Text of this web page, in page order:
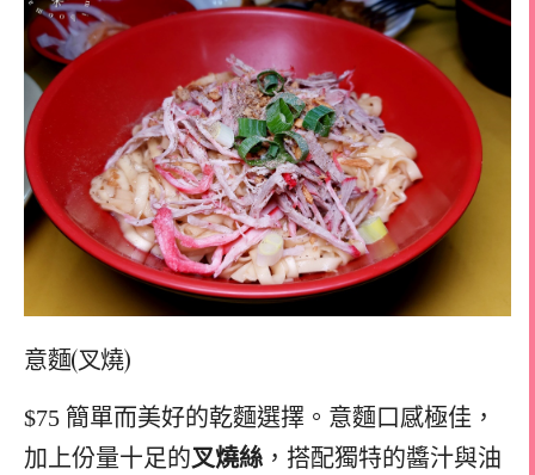
意麵(叉燒)
$75 簡單而美好的乾麵選擇。意麵口感極佳，
加上份量十足的叉燒絲 ，搭配獨特的醬汁與油